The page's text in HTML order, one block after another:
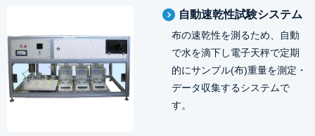
自動速乾性試験システム
布の速乾性を測るため、自動
で水を滴下し電子天秤で定期
的にサンプル(布)重量を測定・
データ収集するシステムで
す。